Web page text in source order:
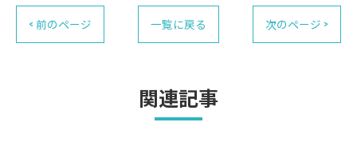
< 前のページ 一覧に戻る 次のページ >
関連記事